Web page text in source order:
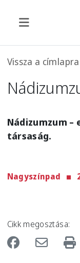
Morzsa
Vissza a címlapra
Nádizumzum –
társaság.
Nagyszínpad
Cikk megosztása: